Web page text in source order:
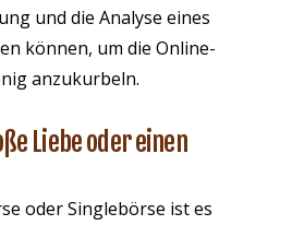
und die Analyse eines
können, um die Online-
anzukurbeln.
Liebe oder einen
oder Singlebörse ist es